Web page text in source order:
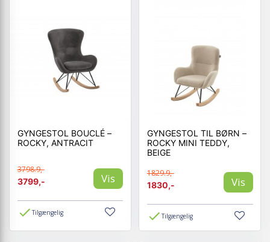
GYNGESTOL BOUCLÉ –
ROCKY, ANTRACIT
3798.9,-
3799,-
Vis
Tilgængelig
GYNGESTOL TIL BØRN –
ROCKY MINI TEDDY,
BEIGE
1829.9,-
1830,-
Vis
Tilgængelig